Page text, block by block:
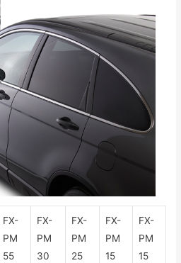
FX-
PM
55
FX-
PM
30
FX-
PM
25
FX-
PM
15
FX-
PM
15